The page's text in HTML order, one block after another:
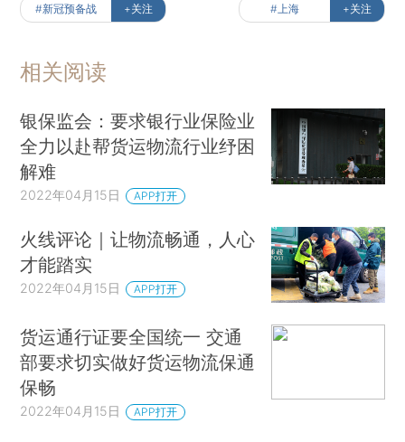
#新冠预备战 +关注 #上海 +关注
相关阅读
银保监会：要求银行业保险业
全力以赴帮货运物流行业纾困
解难
2022年04月15日 APP打开
火线评论｜让物流畅通，人心
才能踏实
2022年04月15日 APP打开
货运通行证要全国统一 交通
部要求切实做好货运物流保通
保畅
2022年04月15日 APP打开